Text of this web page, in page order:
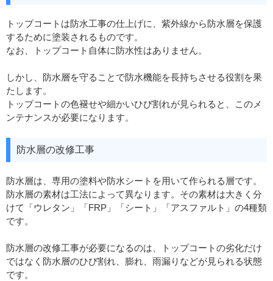
トップコートは防水工事の仕上げに、紫外線から防水層を保護
するために塗装されるものです。
なお、トップコート自体に防水性はありません。
しかし、防水層を守ることで防水機能を長持ちさせる役割を果
たします。
トップコートの色褪せや細かいひび割れが見られると、このメ
ンテナンスが必要になります。
防水層の改修工事
防水層は、専用の塗料や防水シートを用いて作られる層です。
防水層の素材は工法によって異なります。その素材は大きく分
けて「ウレタン」「FRP」「シート」「アスファルト」の4種類
です。
防水層の改修工事が必要になるのは、トップコートの劣化だけ
ではなく防水層のひび割れ、膨れ、雨漏りなどが見られる状態
です。